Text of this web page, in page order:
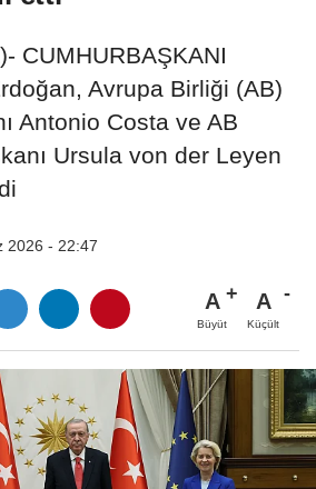
CUMHURBAŞKANI
Avrupa Birliği (AB)
Antonio Costa ve AB
Ursula von der Leyen
2026 - 22:47
A
Büyüt
A
Küçült